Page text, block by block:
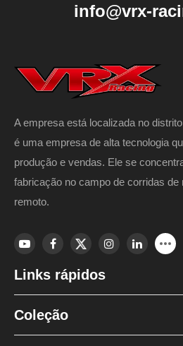
info@vrx-
A empresa está localizada no
é uma empresa de alta tecnologia
produção e vendas. Ele se
fabricação no campo de corridas de
remoto.
Links rápidos
Coleção